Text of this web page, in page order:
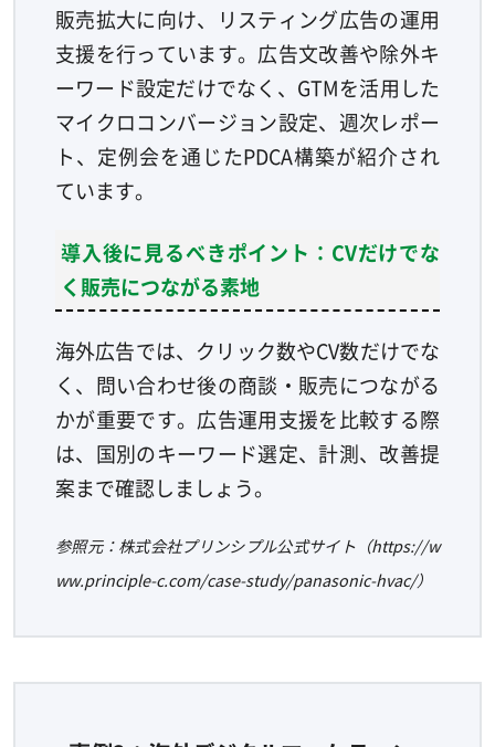
販売拡大に向け、リスティング広告の運用
支援を行っています。広告文改善や除外キ
ーワード設定だけでなく、GTMを活用した
マイクロコンバージョン設定、週次レポー
ト、定例会を通じたPDCA構築が紹介され
ています。
導入後に見るべきポイント：CVだけでな
く販売につながる素地
海外広告では、クリック数やCV数だけでな
く、問い合わせ後の商談・販売につながる
かが重要です。広告運用支援を比較する際
は、国別のキーワード選定、計測、改善提
案まで確認しましょう。
参照元：株式会社プリンシプル公式サイト（https://w
ww.principle-c.com/case-study/panasonic-hvac/）